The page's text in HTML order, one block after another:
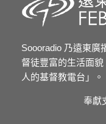
Soooradio 乃遠東廣
督徒豐富的生活面
人的基督教電台」。
奉獻